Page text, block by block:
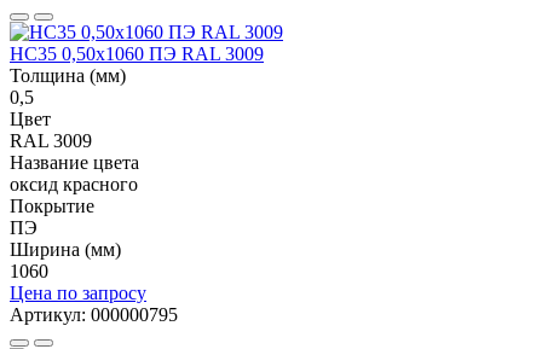
НС35 0,50x1060 ПЭ RAL 3009
Толщина (мм)
0,5
Цвет
RAL 3009
Название цвета
оксид красного
Покрытие
ПЭ
Ширина (мм)
1060
Цена по запросу
Артикул: 000000795